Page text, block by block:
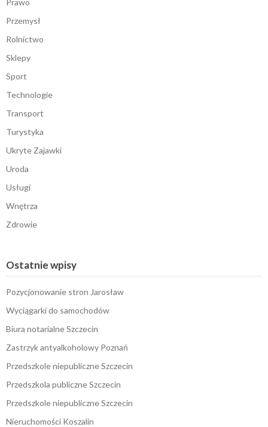
Przemysł
Rolnictwo
Sklepy
Sport
Technologie
Transport
Turystyka
Ukryte Zajawki
Uroda
Usługi
Wnętrza
Zdrowie
Ostatnie wpisy
Pozycjonowanie stron Jarosław
Wyciągarki do samochodów
Biura notarialne Szczecin
Zastrzyk antyalkoholowy Poznań
Przedszkole niepubliczne Szczecin
Przedszkola publiczne Szczecin
Przedszkole niepubliczne Szczecin
Nieruchomości Koszalin